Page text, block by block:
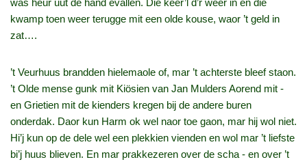
was heur uut de hand evallen. Die keer’l d’r weer in en die
kwamp toen weer terugge mit een olde kouse, waor ’t geld in
zat….
’t Veurhuus brandden hielemaole of, mar ’t achterste bleef staon.
’t Olde mense gunk mit Kiösien van Jan Mulders Aorend mit ‑
en Grietien mit de kienders kregen bij de andere buren
onderdak. Daor kun Harm ok wel naor toe gaon, mar hij wol niet.
Hi’j kun op de dele wel een plekkien vienden en wol mar ’t liefste
bi’j huus blieven. En mar prakkezeren over de scha ‑ en over ’t